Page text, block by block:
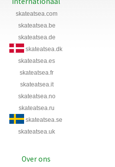
skateatsea.com
skateatsea.be
skateatsea.de
skateatsea.dk
skateatsea.es
skateatsea.fr
skateatsea.it
skateatsea.no
skateatsea.ru
skateatsea.se
skateatsea.uk
Over ons